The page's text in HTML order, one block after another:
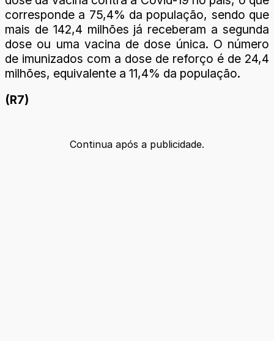
corresponde a 75,4% da população, sendo que
mais de 142,4 milhões já receberam a segunda
dose ou uma vacina de dose única. O número
de imunizados com a dose de reforço é de 24,4
milhões, equivalente a 11,4% da população.
(R7)
Continua após a publicidade.